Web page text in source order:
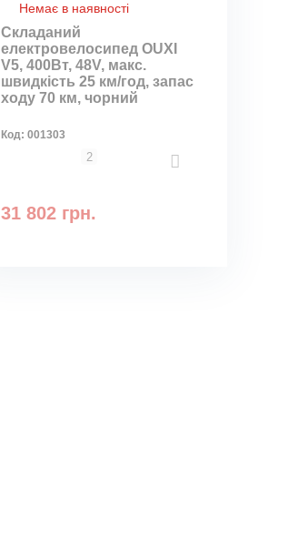
Немає в наявності
Складаний
електровелосипед OUXI
V5, 400Вт, 48V, макс.
швидкість 25 км/год, запас
ходу 70 км, чорний
Код:001303
2
31 802 грн.